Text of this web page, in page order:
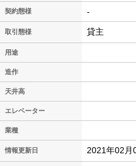
契約態様 -
取引態様 貸主
用途
造作
天井高
エレベーター
業種
情報更新日 2021年02月